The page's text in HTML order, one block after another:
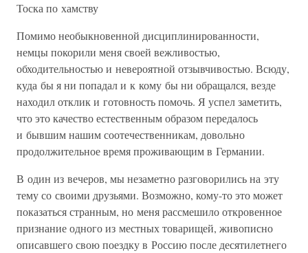
Тоска по хамству
Помимо необыкновенной дисциплинированности,
немцы покорили меня своей вежливостью,
обходительностью и невероятной отзывчивостью. Всюду,
куда бы я ни попадал и к кому бы ни обращался, везде
находил отклик и готовность помочь. Я успел заметить,
что это качество естественным образом передалось
и бывшим нашим соотечественникам, довольно
продолжительное время проживающим в Германии.
В один из вечеров, мы незаметно разговорились на эту
тему со своими друзьями. Возможно, кому-то это может
показаться странным, но меня рассмешило откровенное
признание одного из местных товарищей, живописно
описавшего свою поездку в Россию после десятилетнего